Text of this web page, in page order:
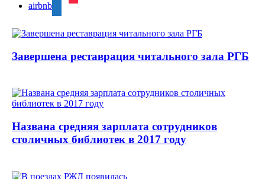
airbnb
Завершена реставрация читального зала РГБ
Названа средняя зарплата сотрудников
столичных библиотек в 2017 году